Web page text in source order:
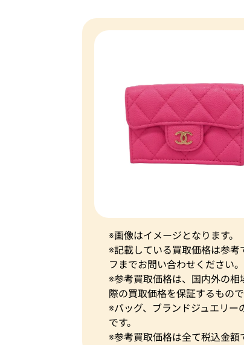
※画像はイメージとなります。
※記載している買取価格は参
フまでお問い合わせください。
※参考買取価格は、国内外の
際の買取価格を保証するもの
※バッグ、ブランドジュエリ
です。
※参考買取価格は全て税込金額